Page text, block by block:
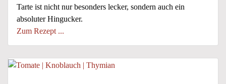
Tarte ist nicht nur besonders lecker, sondern auch ein
absoluter Hingucker.
Zum Rezept ...